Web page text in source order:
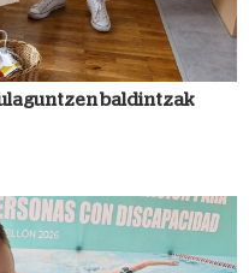
baldintzak